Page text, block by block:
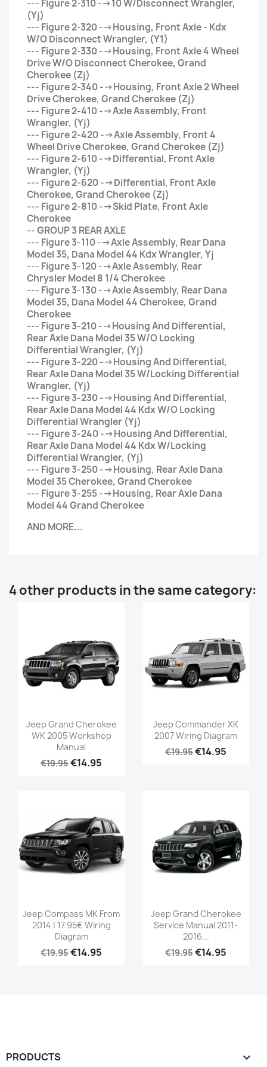
--- Figure 2-310 -->10 W/Disconnect Wrangler,
(Yj)
--- Figure 2-320 -->Housing, Front Axle - Kdx
W/O Disconnect Wrangler, (Y1)
--- Figure 2-330 -->Housing, Front Axle 4 Wheel
Drive W/O Disconnect Cherokee, Grand
Cherokee (Zj)
--- Figure 2-340 -->Housing, Front Axle 2 Wheel
Drive Cherokee, Grand Cherokee (Zj)
--- Figure 2-410 -->Axle Assembly, Front
Wrangler, (Yj)
--- Figure 2-420 -->Axle Assembly, Front 4
Wheel Drive Cherokee, Grand Cherokee (Zj)
--- Figure 2-610 -->Differential, Front Axle
Wrangler, (Yj)
--- Figure 2-620 -->Differential, Front Axle
Cherokee, Grand Cherokee (Zj)
--- Figure 2-810 -->Skid Plate, Front Axle
Cherokee
-- GROUP 3 REAR AXLE
--- Figure 3-110 -->Axle Assembly, Rear Dana
Model 35, Dana Model 44 Kdx Wrangler, Yj
--- Figure 3-120 -->Axle Assembly, Rear
Chrysler Model 8 1/4 Cherokee
--- Figure 3-130 -->Axle Assembly, Rear Dana
Model 35, Dana Model 44 Cherokee, Grand
Cherokee
--- Figure 3-210 -->Housing And Differential,
Rear Axle Dana Model 35 W/O Locking
Differential Wrangler, (Yj)
--- Figure 3-220 -->Housing And Differential,
Rear Axle Dana Model 35 W/Locking Differential
Wrangler, (Yj)
--- Figure 3-230 -->Housing And Differential,
Rear Axle Dana Model 44 Kdx W/O Locking
Differential Wrangler (Yj)
--- Figure 3-240 -->Housing And Differential,
Rear Axle Dana Model 44 Kdx W/Locking
Differential Wrangler, (Yj)
--- Figure 3-250 -->Housing, Rear Axle Dana
Model 35 Cherokee, Grand Cherokee
--- Figure 3-255 -->Housing, Rear Axle Dana
Model 44 Grand Cherokee
AND MORE...
4 other products in the same category:
Jeep Grand Cherokee
WK 2005 Workshop
Manual
€19.95€14.95
Jeep Commander XK
2007 Wiring Diagram
€19.95€14.95
Jeep Compass MK From
2014 | 17.95€ Wiring
Diagram
€19.95€14.95
Jeep Grand Cherokee
Service Manual 2011-
2016...
€19.95€14.95
PRODUCTS 